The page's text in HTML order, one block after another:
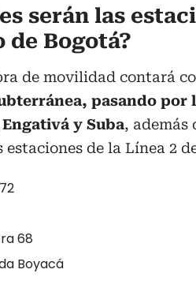
serán las
de Bogotá?
de movilidad contará
pasando por
y Suba, además
estaciones de la Línea 2
68
Boyacá